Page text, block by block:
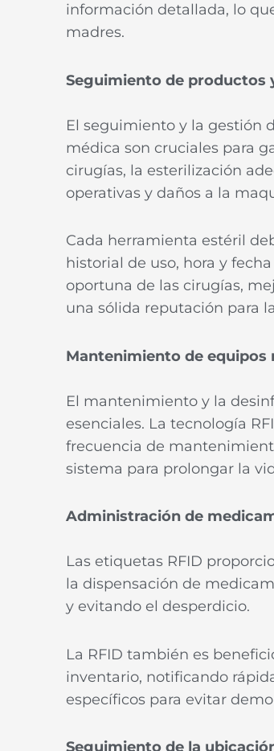
información detallada, lo
madres.
Seguimiento de productos
El seguimiento y la gestión
médica son cruciales para
cirugías, la esterilización
operativas y daños a la
Cada herramienta estéril
historial de uso, hora y
oportuna de las cirugías,
una sólida reputación para
Mantenimiento de equipos
El mantenimiento y la
esenciales. La tecnología
frecuencia de
sistema para prolongar la
Administración de
Las etiquetas RFID
la dispensación de
y evitando el desperdicio.
La RFID también es
inventario, notificando
específicos para evitar
Seguimiento de la